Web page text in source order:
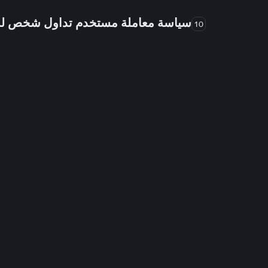
10 سياسة معاملة مستخدم تداول